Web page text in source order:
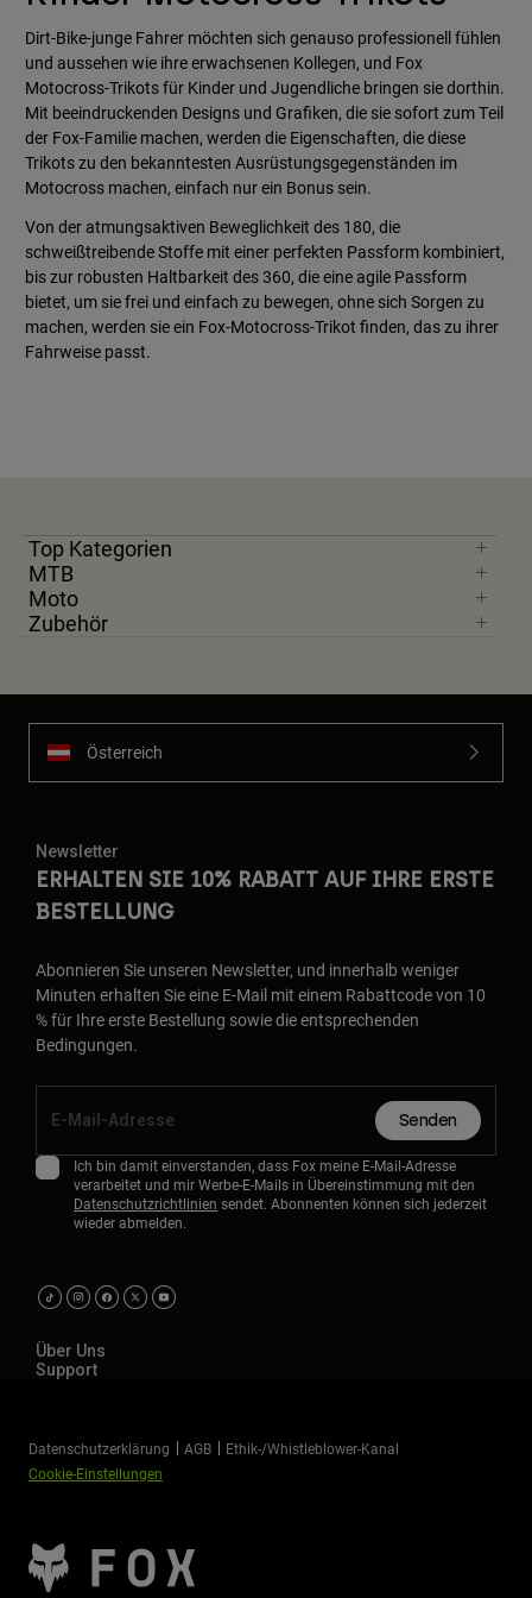
Dirt-Bike-junge Fahrer möchten sich genauso professionell fühlen
und aussehen wie ihre erwachsenen Kollegen, und Fox
Motocross-Trikots für Kinder und Jugendliche bringen sie dorthin.
Mit beeindruckenden Designs und Grafiken, die sie sofort zum Teil
der Fox-Familie machen, werden die Eigenschaften, die diese
Trikots zu den bekanntesten Ausrüstungsgegenständen im
Motocross machen, einfach nur ein Bonus sein.
Von der atmungsaktiven Beweglichkeit des 180, die
schweißtreibende Stoffe mit einer perfekten Passform kombiniert,
bis zur robusten Haltbarkeit des 360, die eine agile Passform
bietet, um sie frei und einfach zu bewegen, ohne sich Sorgen zu
machen, werden sie ein Fox-Motocross-Trikot finden, das zu ihrer
Fahrweise passt.
Top Kategorien
MTB
Moto
Zubehör
Österreich
Newsletter
ERHALTEN SIE 10% RABATT AUF IHRE ERSTE
BESTELLUNG
Abonnieren Sie unseren Newsletter, und innerhalb weniger
Minuten erhalten Sie eine E-Mail mit einem Rabattcode von 10
% für Ihre erste Bestellung sowie die entsprechenden
Bedingungen.
Senden
Ich bin damit einverstanden, dass Fox meine E-Mail-Adresse
verarbeitet und mir Werbe-E-Mails in Übereinstimmung mit den
Datenschutzrichtlinien sendet. Abonnenten können sich jederzeit
wieder abmelden.
Über Uns
Support
Datenschutzerklärung AGB
Ethik-/Whistleblower-Kanal
Cookie-Einstellungen